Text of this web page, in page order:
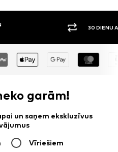
ATGRIEŠANAS TIESĪBAS
garām!
un saņem ekskluzīvus
Vīriešiem